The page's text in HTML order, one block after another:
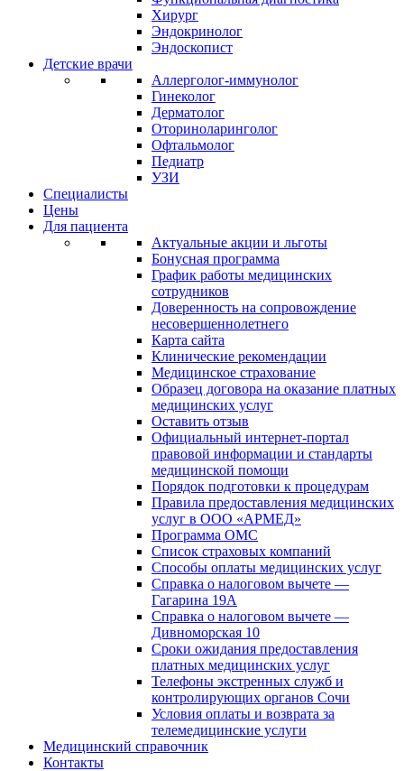
Хирург
Эндокринолог
Эндоскопист
Детские врачи
Аллерголог-иммунолог
Гинеколог
Дерматолог
Оториноларинголог
Офтальмолог
Педиатр
УЗИ
Специалисты
Цены
Для пациента
Актуальные акции и льготы
Бонусная программа
График работы медицинских
сотрудников
Доверенность на сопровождение
несовершеннолетнего
Карта сайта
Клинические рекомендации
Медицинское страхование
Образец договора на оказание платных
медицинских услуг
Оставить отзыв
Официальный интернет-портал
правовой информации и стандарты
медицинской помощи
Порядок подготовки к процедурам
Правила предоставления медицинских
услуг в ООО «АРМЕД»
Программа ОМС
Список страховых компаний
Способы оплаты медицинских услуг
Справка о налоговом вычете —
Гагарина 19А
Справка о налоговом вычете —
Дивноморская 10
Сроки ожидания предоставления
платных медицинских услуг
Телефоны экстренных служб и
контролирующих органов Сочи
Условия оплаты и возврата за
телемедицинские услуги
Медицинский справочник
Контакты